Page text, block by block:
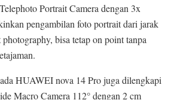
Portrait Camera dengan 3x
pengambilan foto portrait dari jarak
bisa tetap on point tanpa
HUAWEI nova 14 Pro juga dilengkapi
Macro Camera 112° dengan 2 cm